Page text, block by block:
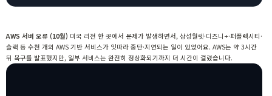
AWS 서버 오류 (10월) 미국 리전 한 곳에서 문제가 발생하면서, 삼성월렛·디즈니+·퍼플렉시티·
슬랙 등 수천 개의 AWS 기반 서비스가 잇따라 중단·지연되는 일이 있었어요. AWS는 약 3시간
뒤 복구를 발표했지만, 일부 서비스는 완전히 정상화되기까지 더 시간이 걸렸습니다.